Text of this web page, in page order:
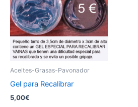
Aceites-Grasas-Pavonador
Gel para Recalibrar
5,00€